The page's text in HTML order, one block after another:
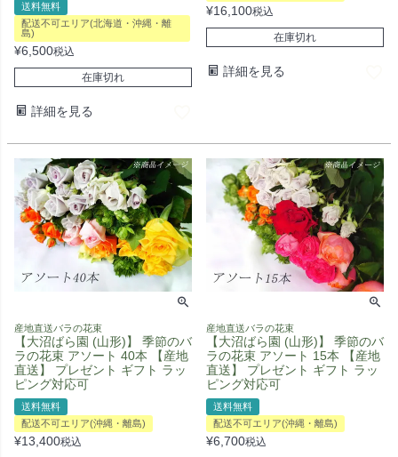
送料無料
配送不可エリア(北海道・沖縄・離
島)
¥6,500税込
在庫切れ
詳細を見る
¥16,100税込
在庫切れ
詳細を見る
産地直送バラの花束
【大沼ばら園 (山形)】 季節のバ
ラの花束 アソート 40本 【産地
直送】 プレゼント ギフト ラッ
ピング対応可
送料無料
配送不可エリア(沖縄・離島)
¥13,400税込
産地直送バラの花束
【大沼ばら園 (山形)】 季節のバ
ラの花束 アソート 15本 【産地
直送】 プレゼント ギフト ラッ
ピング対応可
送料無料
配送不可エリア(沖縄・離島)
¥6,700税込